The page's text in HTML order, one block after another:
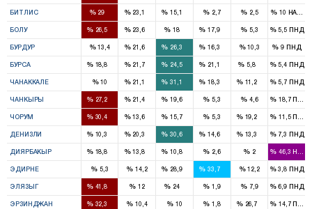
БИТЛИС %29 %23,1 % 15,1 % 2,7 % 2,5 %10 HADEP
БОЛУ %26,5 %23,6 % 18 %17,9 % 5,3 %5,5 ПНД
БУРДУР %13,4 %21,6 % 26,3 %16,3 %10,3 % 9ПНД
БУРСА %18,8 %21,7 % 24,5 %21,1 % 5,8 %5,4 ПНД
ЧАНАККАЛЕ %10 %21,1 % 31,1 %18,3 %11,2 %5,7 ПНД
ЧАНКЫРЫ %27,2 %21,4 % 19,6 % 5,3 % 4,6 %18,7ПНД
ЧОРУМ %30,4 %13,6 % 15,7 % 5,3 %19,2 %11,5ПНД
ДЕНИЗЛИ %10,3 %20,3 % 30,6 %14,6 %13,3 %7,3 ПНД
ДИЯРБАКЫР %18,8 %13,8 % 10,8 % 2,6 %2 %46,3
ЭДИРНЕ % 5,3 % 14,2 % 28,9 %33,7 %12,2 %3,8 ПНД
ЭЛЯЗЫГ %41,8 % 12 % 24 % 1,9 % 7,9 %6,9 ПНД
ЭРЗИНДЖАН %32,3 % 10,4 %10 % 1,8 %26,7 %14,7ПНД